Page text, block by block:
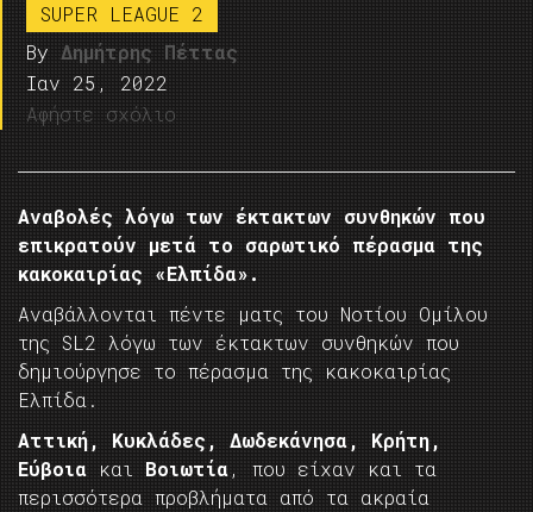
SUPER LEAGUE 2
By Δημήτρης Πέττας
Ιαν 25, 2022
Αφήστε σχόλιο
Αναβολές λόγω των έκτακτων συνθηκών που
επικρατούν μετά το σαρωτικό πέρασμα της
κακοκαιρίας «Ελπίδα».
Αναβάλλονται πέντε ματς του Νοτίου Ομίλου
της SL2 λόγω των έκτακτων συνθηκών που
δημιούργησε το πέρασμα της κακοκαιρίας
Ελπίδα.
Αττική, Κυκλάδες, Δωδεκάνησα, Κρήτη,
Εύβοια και Βοιωτία, που είχαν και τα
περισσότερα προβλήματα από τα ακραία